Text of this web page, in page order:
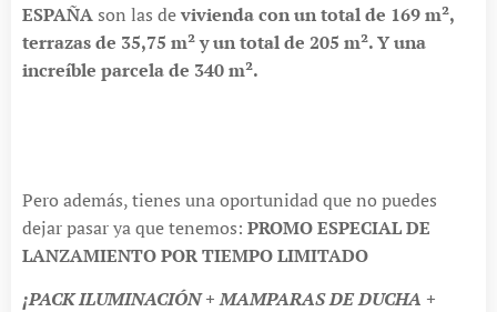
ESPAÑA son las devivienda con un total de 169 m²,
terrazas de 35,75 m² y un total de 205 m². Y una
increíble parcela de 340 m².
Pero además, tienes una oportunidad que no puedes
dejar pasar ya que tenemos: PROMO ESPECIAL DE
LANZAMIENTO POR TIEMPO LIMITADO
¡PACK ILUMINACIÓN + MAMPARAS DE DUCHA +